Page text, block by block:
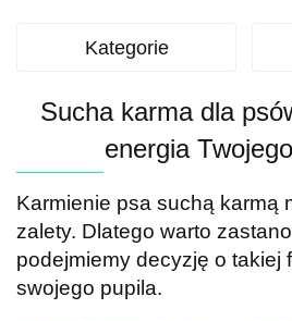
Kategorie
Sucha karma dla
energia
Karmienie psa suchą karmą
zalety. Dlatego warto
podejmiemy decyzję o takiej
swojego pupila.